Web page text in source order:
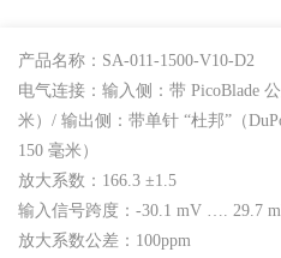
产品名称：SA-011-1500-V10-D2
电气连接：输入侧：带 PicoBlade
米）/ 输出侧：带单针 “杜邦”（
150 毫米）
放大系数：166.3 ±1.5
输入信号跨度：-30.1 mV …. 29.7
放大系数公差：100ppm